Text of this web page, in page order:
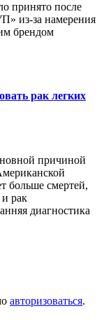
принято после
из-за намерения
брендом
рак легких
причиной
больше смертей,
рак
диагностика
авторизоваться.